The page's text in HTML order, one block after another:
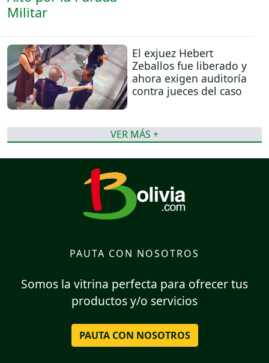
El exjuez Hebert
Zeballos fue liberado y
ahora exigen auditoría
contra jueces del caso
VER MÁS +
PAUTA CON NOSOTROS
Somos la vitrina perfecta para ofrecer tus
productos y/o servicios
PAUTA CON NOSOTROS